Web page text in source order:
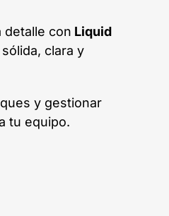
detalle con Liquid
clara y
y gestionar
tu equipo.